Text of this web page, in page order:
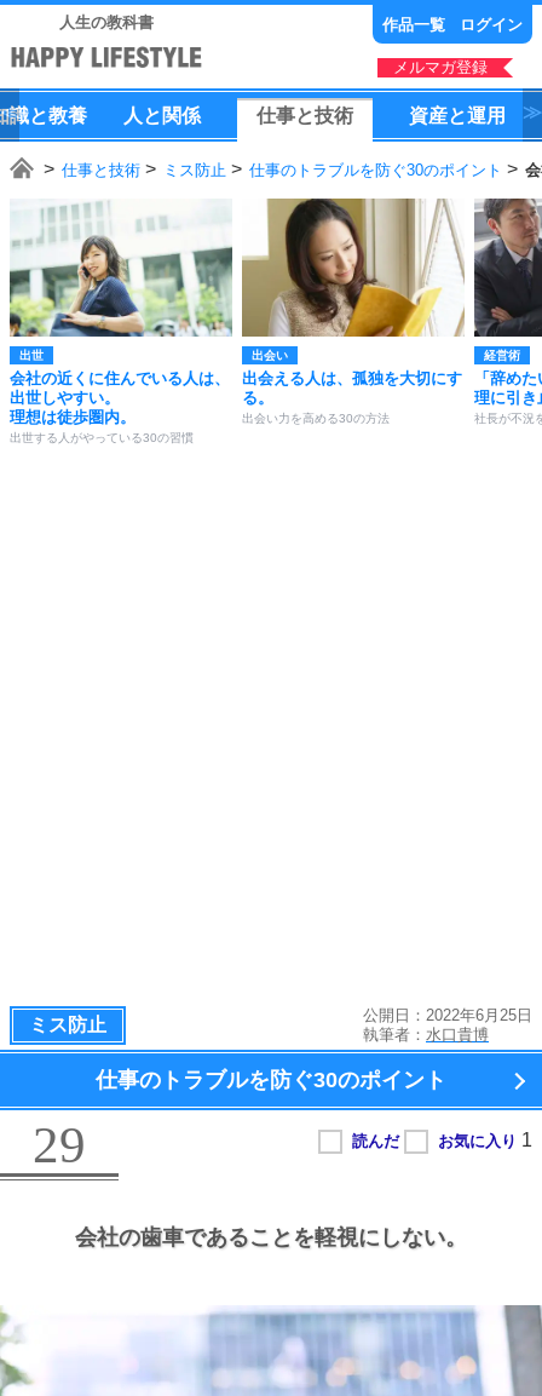
人生の教科書 作品一覧 ログイン
メルマガ登録
識と教養 人 と 関係 仕事と技術 資産と運用
仕事と技術 ミス防止 仕事のトラブルを防ぐ30のポイント
出世
会社の近くに住んでいる人は、
出世しやすい。
理想は徒歩圏内。
出世する人がやっている30の習慣
出会い
出会える人は、孤独を大切にす
る。
出会い力を高める30の方法
経営術
「辞め
理に引き
社長が不況
ミス防止
公開日：2022年6月25日
執筆者： 水口貴博
仕事のトラブルを防ぐ30のポイント
29
会社の歯車であることを軽視にしない。